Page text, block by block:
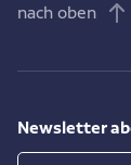
nach oben
Newsletter